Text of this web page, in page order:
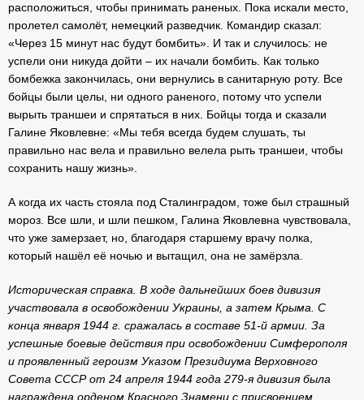
расположиться, чтобы принимать раненых. Пока искали место,
пролетел самолёт, немецкий разведчик. Командир сказал:
«Через 15 минут нас будут бомбить». И так и случилось: не
успели они никуда дойти – их начали бомбить. Как только
бомбежка закончилась, они вернулись в санитарную роту. Все
бойцы были целы, ни одного раненого, потому что успели
вырыть траншеи и спрятаться в них. Бойцы тогда и сказали
Галине Яковлевне: «Мы тебя всегда будем слушать, ты
правильно нас вела и правильно велела рыть траншеи, чтобы
сохранить нашу жизнь».
А когда их часть стояла под Сталинградом, тоже был страшный
мороз. Все шли, и шли пешком, Галина Яковлевна чувствовала,
что уже замерзает, но, благодаря старшему врачу полка,
который нашёл её ночью и вытащил, она не замёрзла.
Историческая справка. В ходе дальнейших боев дивизия
участвовала в освобождении Украины, а затем Крыма. С
конца января 1944 г. сражалась в составе 51-й армии. За
успешные боевые действия при освобождении Симферополя
и проявленный героизм Указом Президиума Верховного
Совета СССР от 24 апреля 1944 года 279-я дивизия была
награждена орденом Красного Знамени с присвоением